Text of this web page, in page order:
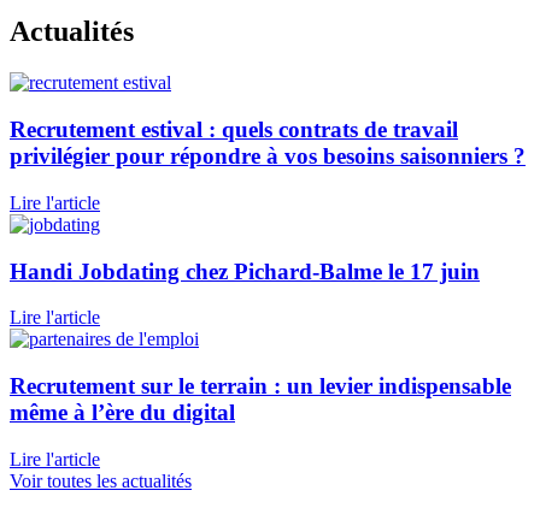
Actualités
Recrutement estival : quels contrats de travail
privilégier pour répondre à vos besoins saisonniers ?
Lire l'article
Handi Jobdating chez Pichard-Balme le 17 juin
Lire l'article
Recrutement sur le terrain : un levier indispensable
même à l’ère du digital
Lire l'article
Voir toutes les actualités